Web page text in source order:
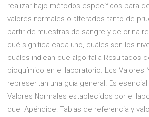
realizar bajo métodos específicos para
valores normales o alterados tanto de
partir de muestras de sangre y de orina
qué significa cada uno, cuáles son los
cuáles indican que algo falla Resultados
bioquímico en el laboratorio. Los Valores
representan una guía general. Es
Valores Normales establecidos por el
que Apéndice: Tablas de referencia y